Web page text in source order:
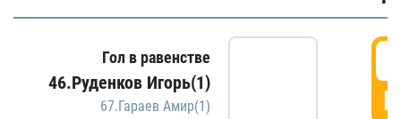
Гол в равенстве
46.Руденков Игорь(1)
67.Гараев Амир(1)